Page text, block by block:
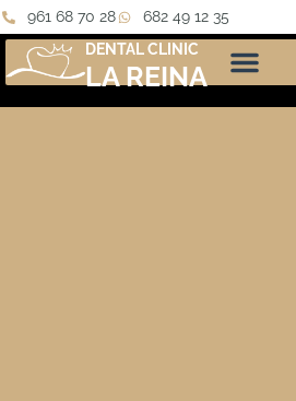
961 68 70 28
682 49 12 35
DENTAL CLINIC
LA REINA